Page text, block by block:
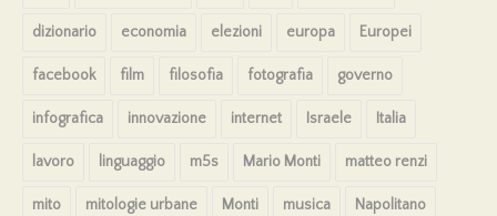
dizionario economia elezioni europa Europei
facebook film filosofia fotografia governo
infografica innovazione internet Israele Italia
lavoro linguaggio m5s Mario Monti matteo renzi
mito mitologie urbane Monti musica Napolitano